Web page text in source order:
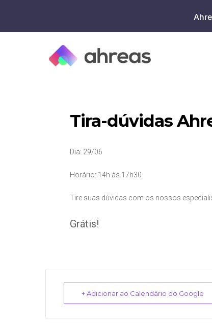
content
Tira-dúvidas
Dia: 29/06
Horário: 14h às 17h30
Tire suas dúvidas com os nossos
Grátis!
+ Adicionar ao Calendário do Google